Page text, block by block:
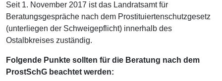
Seit 1. November 2017 ist das Landratsamt für
Beratungsgespräche nach dem Prostituiertenschutzgesetz
(unterliegen der Schweigepflicht) innerhalb des
Ostalbkreises zuständig.
Folgende Punkte sollten für die Beratung nach dem
ProstSchG beachtet werden: